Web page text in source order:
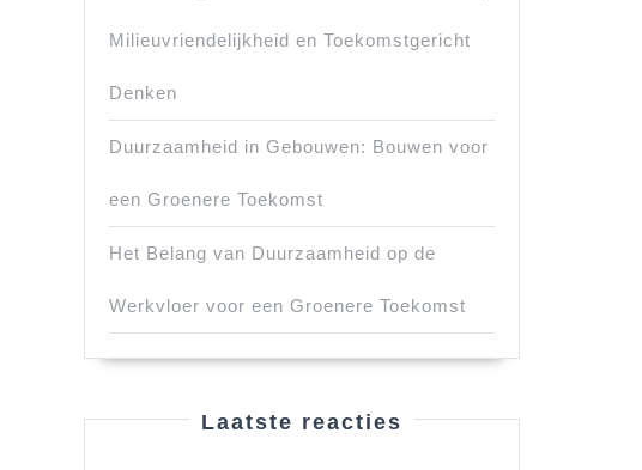
Milieuvriendelijkheid en Toekomstgericht
Denken
Duurzaamheid in Gebouwen: Bouwen voor
een Groenere Toekomst
Het Belang van Duurzaamheid op de
Werkvloer voor een Groenere Toekomst
Laatste reacties